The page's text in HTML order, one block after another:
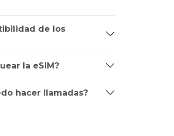
de los
la eSIM?
hacer llamadas?